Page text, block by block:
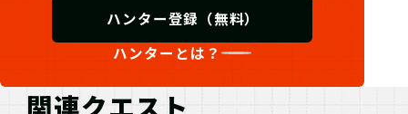
ハンター登録（無料）
ハンターとは？
関連クエスト